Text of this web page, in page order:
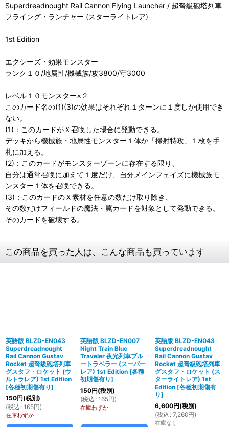
Superdreadnought Rail Cannon Flying Launcher / 超弩級砲塔列車
フライング・ランチャー (スターライトレア)
1st Edition
エクシーズ・効果モンスター
ランク１０/地属性/機械族/攻3800/守3000
レベル１０モンスター×２
このカード名の(1)(3)の効果はそれぞれ１ターンに１度しか使用でき
ない。
(1)：このカードがＸ召喚した場合に発動できる。
デッキから機械族・地属性モンスター１体か「掃射特攻」１枚を手
札に加える。
(2)：このカードがモンスターゾーンに存在する限り、
自分は通常召喚に加えて１度だけ、自分メインフェイズに機械族モ
ンスター１体を召喚できる。
(3)：このカードのＸ素材を任意の数だけ取り除き、
その数だけフィールドの魔法・罠カードを対象として発動できる。
そのカードを破壊する。
この商品を買った人は、こんな商品も買っています
英語版 BLZD-EN043
Superdreadnought
Rail Cannon Gustav
Rocket 超弩級砲塔列車
グスタフ・ロケット (ウ
ルトラレア) 1st Edition
[各種初期傷有り]
150円(税別)
(税込 : 165円)
在庫わずか
英語版 BLZD-EN007
Night Train Blue
Traveler 夜光列車ブル
ートラベラー (スーパー
レア) 1st Edition [各種
初期傷有り]
150円(税別)
(税込 : 165円)
在庫わずか
英語版 BLZD-EN043
Superdreadnought
Rail Cannon Gustav
Rocket 超弩級砲塔列車
グスタフ・ロケット (ス
ターライトレア) 1st
Edition [各種初期傷有
り]
6,600円(税別)
(税込 : 7,260円)
在庫なし